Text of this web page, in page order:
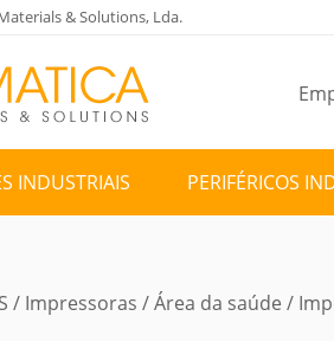
& Solutions, Lda.
INDUSTRIAIS PERIFÉRICOS
/ Impressoras /Área da saúde /